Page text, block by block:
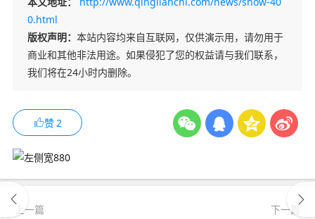
0.html
版权声明： 本站内容均来自互联网，仅供演示用，请勿用于
商业和其他非法用途。如果侵犯了您的权益请与我们联系，
我们将在24小时内删除。
赞2
上一篇 下一篇